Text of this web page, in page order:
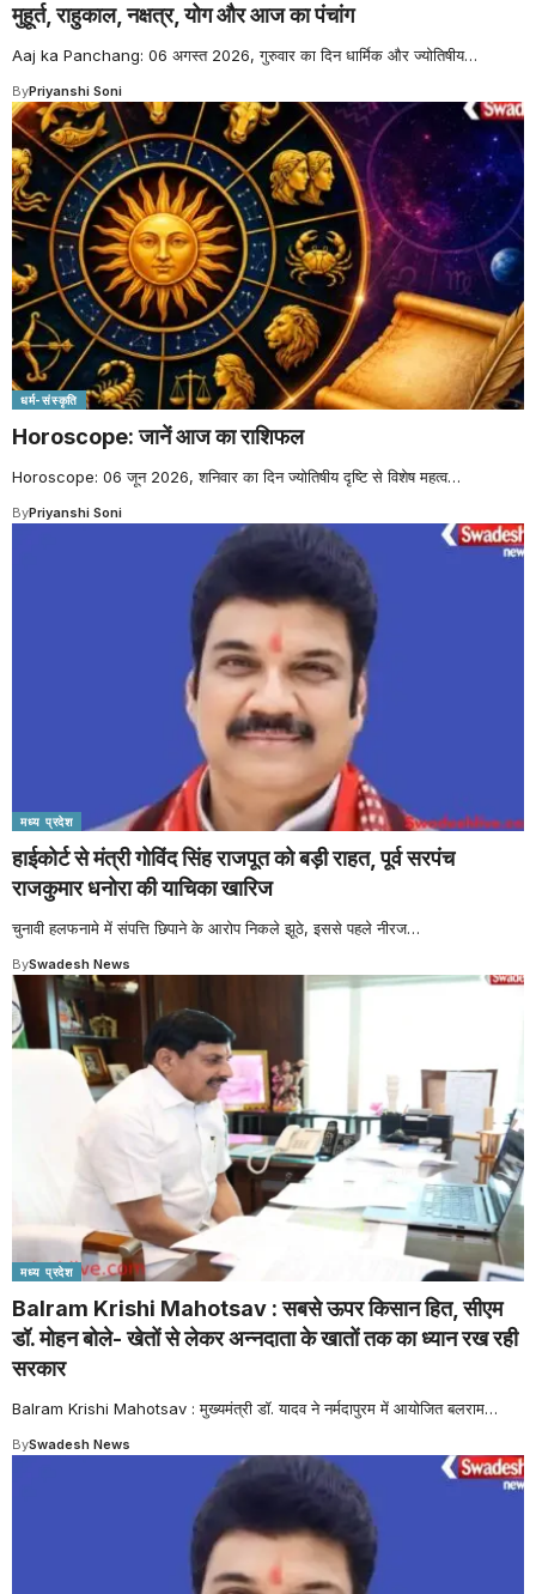
मुहूर्त, राहुकाल, नक्षत्र, योग और आज का पंचांग
Aaj ka Panchang: 06 अगस्त 2026, गुरुवार का दिन धार्मिक और ज्योतिषीय…
ByPriyanshi Soni
धर्म-संस्कृति
Horoscope: जानें आज का राशिफल
Horoscope: 06 जून 2026, शनिवार का दिन ज्योतिषीय दृष्टि से विशेष महत्व…
ByPriyanshi Soni
मध्य प्रदेश
हाईकोर्ट से मंत्री गोविंद सिंह राजपूत को बड़ी राहत, पूर्व सरपंच
राजकुमार धनोरा की याचिका खारिज
चुनावी हलफनामे में संपत्ति छिपाने के आरोप निकले झूठे, इससे पहले नीरज…
BySwadesh News
मध्य प्रदेश
Balram Krishi Mahotsav : सबसे ऊपर किसान हित, सीएम
डॉ. मोहन बोले- खेतों से लेकर अन्नदाता के खातों तक का ध्यान रख रही
सरकार
Balram Krishi Mahotsav : मुख्यमंत्री डॉ. यादव ने नर्मदापुरम में आयोजित बलराम…
BySwadesh News